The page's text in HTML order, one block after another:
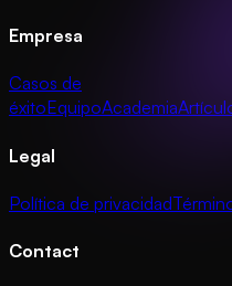
Empresa
Casos de
éxitoEquipoAcademia
Legal
Política de privacidad
Contact